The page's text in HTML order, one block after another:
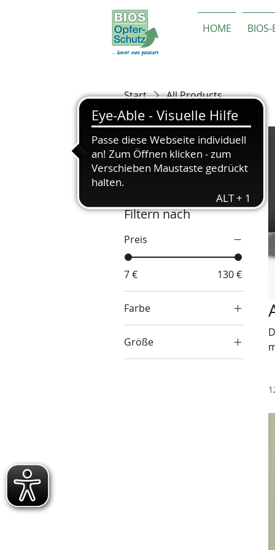
HOME
Start All Products
Suchen nach
Alle Produkte
Filtern nach
Preis
7 € 130 €
Farbe
Größe